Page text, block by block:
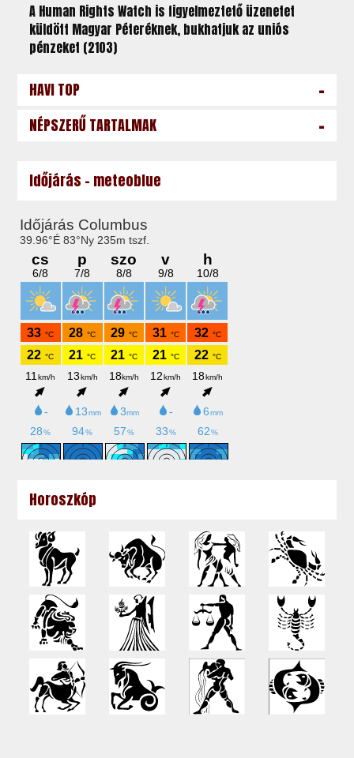
A Human Rights Watch is figyelmeztető üzenetet
küldött Magyar Péteréknek, bukhatjuk az uniós
pénzeket (2103)
HAVI TOP -
NÉPSZERŰ TARTALMAK -
Időjárás - meteoblue
Horoszkóp